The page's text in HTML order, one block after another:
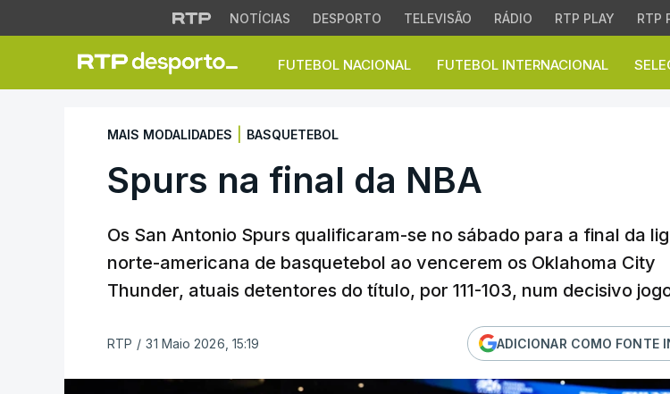
NOTÍCIAS DESPORTO TELEVISÃO RÁDIO RTP PLAY RTP
FUTEBOL NACIONAL FUTEBOL INTERNACIONAL
Spurs na final da NBA
MAIS MODALIDADES BASQUETEBOL
Spurs na final da NBA
Os San Antonio Spurs qualificaram-se no sábado para a final da
norte-americana de basquetebol ao vencerem os Oklahoma City
Thunder, atuais detentores do título, por 111-103, num decisivo
RTP / 31 Maio 2026, 15:19 ADICIONAR COMO FONTE